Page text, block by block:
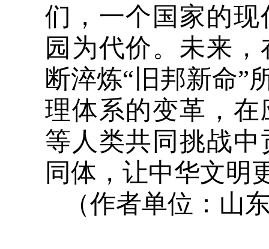
们，一个国家的
园为代价。未来
断淬炼“旧邦新命”
理体系的变革，
等人类共同挑战
同体，让中华文
（作者单位：山